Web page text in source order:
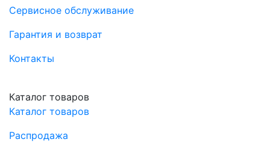
Сервисное обслуживание
Гарантия и возврат
Контакты
Каталог товаров
Каталог товаров
Распродажа